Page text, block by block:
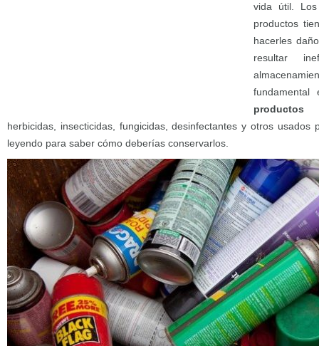
vida útil.
productos
hacerles
resultar
productos
herbicidas, insecticidas, fungicidas, desinfectantes y otros usados
leyendo para saber cómo deberías conservarlos.